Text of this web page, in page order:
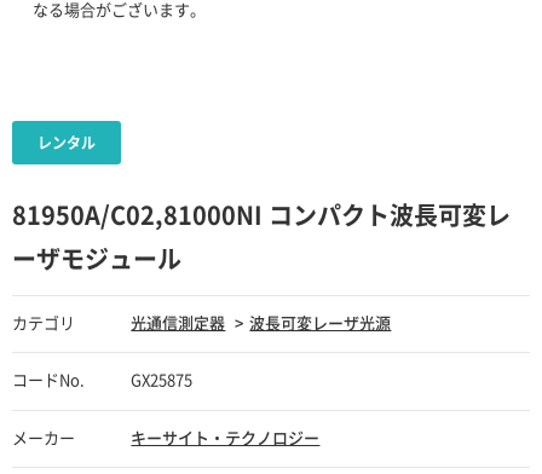
なる場合がございます。
81950A/C02,81000NI コンパクト波長可変レ
ーザモジュール
カテゴリ 光通信測定器 波長可変レーザ光源
コードNo. GX25875
メーカー キーサイト・テクノロジー